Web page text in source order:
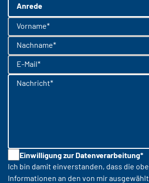
Anrede
Vorname*
Nachname*
E-Mail*
Nachricht*
Einwilligung zur Datenverarbeitung*
Ich bin damit einverstanden, dass die
Informationen an den von mir